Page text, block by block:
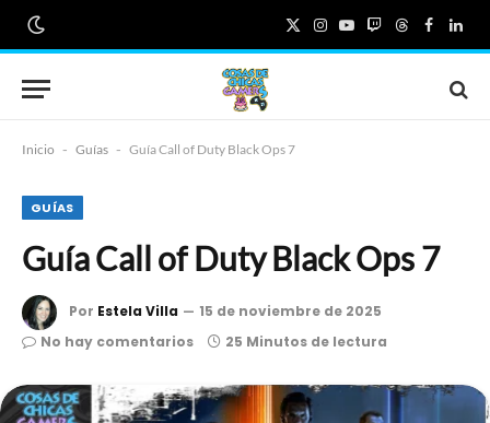
X
(Twitter)
Instagram
YouTube
TwitchThreads
Inicio - Guías - Guía Call of Duty Black Ops 7
GUÍAS
Guía Call of Duty Black Ops 7
Por Estela Villa
15 de noviembre de 2025
No hay comentarios
25 Minutos de lectura